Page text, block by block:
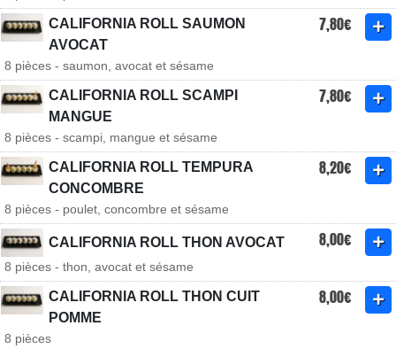
CALIFORNIA ROLL SAUMON
AVOCAT
7,80€
8 pièces - saumon, avocat et sésame
CALIFORNIA ROLL SCAMPI
MANGUE
7,80€
8 pièces - scampi, mangue et sésame
CALIFORNIA ROLL TEMPURA
CONCOMBRE
8,20€
8 pièces - poulet, concombre et sésame
CALIFORNIA ROLL THON AVOCAT 8,00€
8 pièces - thon, avocat et sésame
CALIFORNIA ROLL THON CUIT
POMME
8,00€
8 pièces